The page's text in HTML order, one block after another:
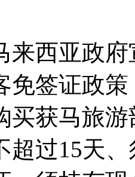
亚政府
免签证政
买获马旅
超过15天